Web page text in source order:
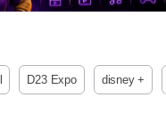
D23 Expo disney +